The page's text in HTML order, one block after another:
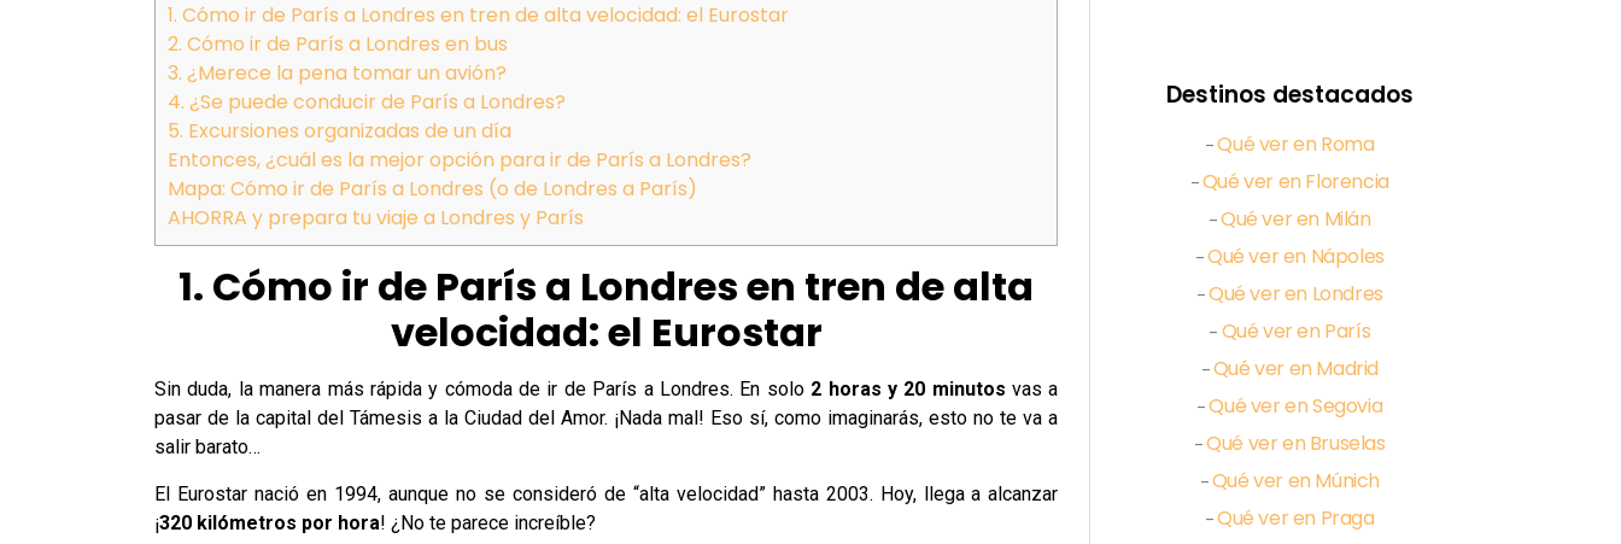
1. Cómo ir de París a Londres en tren de alta velocidad: el Eurostar
2. Cómo ir de París a Londres en bus
3. ¿Merece la pena tomar un avión?
4. ¿Se puede conducir de París a Londres?
5. Excursiones organizadas de un día
Entonces, ¿cuál es la mejor opción para ir de París a Londres?
Mapa: Cómo ir de París a Londres (o de Londres a París)
AHORRA y prepara tu viaje a Londres y París
1. Cómo ir de París a Londres en tren de alta
velocidad: el Eurostar
Sin duda, la manera más rápida y cómoda de ir de París a Londres. En solo 2 horas y 20 minutos vas a
pasar de la capital del Támesis a la Ciudad del Amor. ¡Nada mal! Eso sí, como imaginarás, esto no te va a
salir barato…
El Eurostar nació en 1994, aunque no se consideró de “alta velocidad” hasta 2003. Hoy, llega a alcanzar
¡320 kilómetros por hora! ¿No te parece increíble?
Destinos destacados
–Qué ver en Roma
–Qué ver en Florencia
–Qué ver en Milán
–Qué ver en Nápoles
–Qué ver en Londres
– Qué ver en París
–Qué ver en Madrid
–Qué ver en Segovia
–Qué ver en Bruselas
–Qué ver en Múnich
–Qué ver en Praga